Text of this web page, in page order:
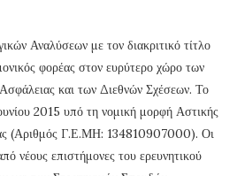
Αναλύσεων με τον διακριτικό τίτλο
φορέας στον ευρύτερο χώρο των
και των Διεθνών Σχέσεων. Το
2015 υπό τη νομική μορφή Αστικής
(Αριθμός Γ.Ε.ΜΗ: 134810907000). Οι
νέους επιστήμονες του ερευνητικού